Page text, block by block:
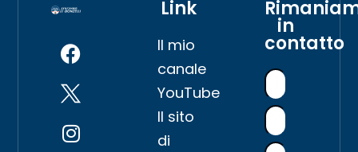
Link
Il mio
canale
YouTube
Il sito
di
in
contatto